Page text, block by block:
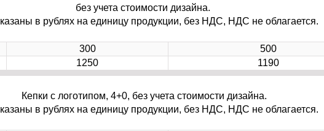
без учета стоимости дизайна.
в рублях на единицу продукции, без НДС, НДС не облагается.
300
500
1250 1190
Кепки с логотипом, 4+0, без учета стоимости дизайна.
в рублях на единицу продукции, без НДС, НДС не облагается.